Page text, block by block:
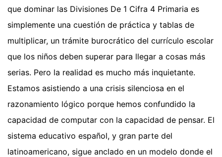
que dominar las Divisiones De 1 Cifra 4 Primaria es
simplemente una cuestión de práctica y tablas de
multiplicar, un trámite burocrático del currículo escolar
que los niños deben superar para llegar a cosas más
serias. Pero la realidad es mucho más inquietante.
Estamos asistiendo a una crisis silenciosa en el
razonamiento lógico porque hemos confundido la
capacidad de computar con la capacidad de pensar. El
sistema educativo español, y gran parte del
latinoamericano, sigue anclado en un modelo donde el